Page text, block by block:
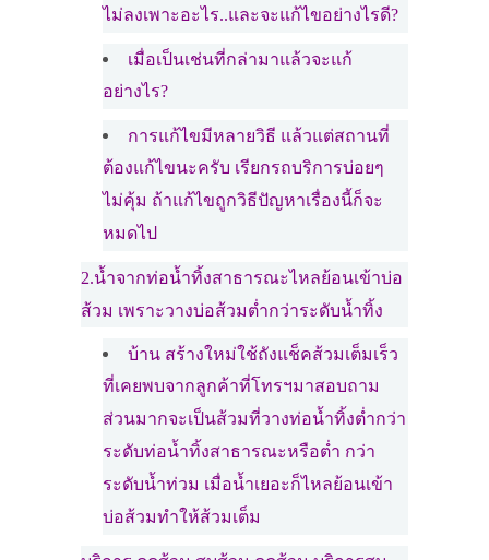
ไม่ลงเพาะอะไร..และจะแก้ไขอย่างไรดี?
เมื่อเป็นเช่นที่กล่ามาแล้วจะแก้
อย่างไร?
การแก้ไขมีหลายวิธี แล้วแต่สถานที่
ต้องแก้ไขนะครับ เรียกรถบริการบ่อยๆ
ไม่คุ้ม ถ้าแก้ไขถูกวิธีปัญหาเรื่องนี้ก็จะ
หมดไป
2.น้ำจากท่อน้ำทิ้งสาธารณะไหลย้อนเข้าบ่อ
ส้วม เพราะวางบ่อส้วมต่ำกว่าระดับน้ำทิ้ง
บ้าน สร้างใหม่ใช้ถังแช็คส้วมเต็มเร็ว
ที่เคยพบจากลูกค้าที่โทรฯมาสอบถาม
ส่วนมากจะเป็นส้วมที่วางท่อน้ำทิ้งต่ำกว่า
ระดับท่อน้ำทิ้งสาธารณะหรือต่ำ กว่า
ระดับน้ำท่วม เมื่อน้ำเยอะก็ไหลย้อนเข้า
บ่อส้วมทำให้ส้วมเต็ม